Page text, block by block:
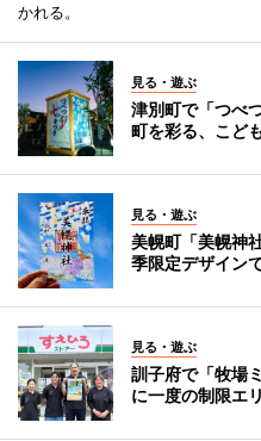
かれる。
見る・遊ぶ
津別町で「つべ
町を彩る、こど
見る・遊ぶ
美幌町「美幌神
季限定デザイン
見る・遊ぶ
訓子府で「牧場
に一度の制限エ